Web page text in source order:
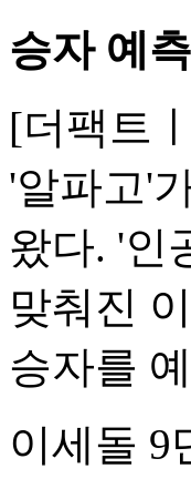
승자 예
[더팩트
'알파고'
왔다. '인
맞춰진
승자를
이세돌 9